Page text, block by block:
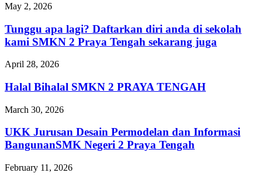
May 2, 2026
Tunggu apa lagi? Daftarkan diri anda di sekolah
kami SMKN 2 Praya Tengah sekarang juga
April 28, 2026
Halal Bihalal SMKN 2 PRAYA TENGAH
March 30, 2026
UKK Jurusan Desain Permodelan dan Informasi
BangunanSMK Negeri 2 Praya Tengah
February 11, 2026